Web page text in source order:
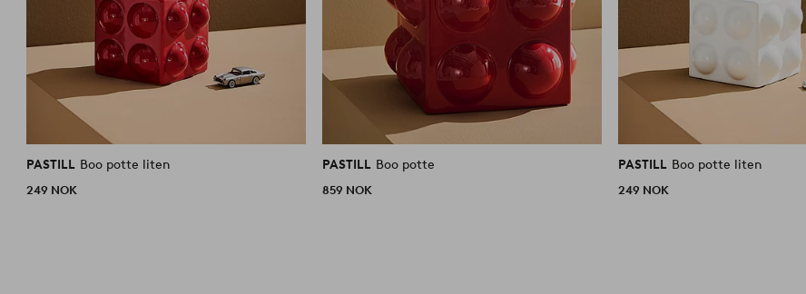
PASTILL Boo potte liten
249 NOK
PASTILL Boo potte
859 NOK
PASTILL Boo potte liten
249 NOK